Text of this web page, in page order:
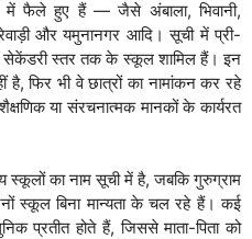
फैले हुए हैं — जैसे अंबाला, भिवानी,
और यमुनानगर आदि। सूची में प्री-
सेकेंडरी स्तर तक के स्कूल शामिल हैं। इन
है, फिर भी वे छात्रों का नामांकन कर रहे
या संरचनात्मक मानकों के कार्यरत
स्कूलों का नाम सूची में है, जबकि गुरुग्राम
स्कूल बिना मान्यता के चल रहे हैं। कई
प्रतीत होते हैं, जिससे माता-पिता को